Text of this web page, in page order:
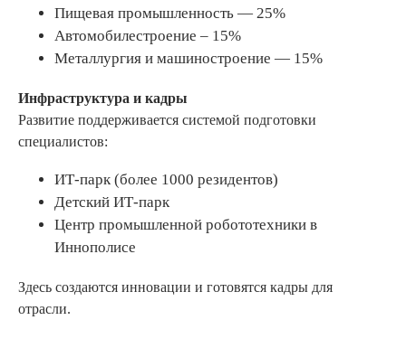
Пищевая промышленность — 25%
Автомобилестроение – 15%
Металлургия и машиностроение — 15%
Инфраструктура и кадры
Развитие поддерживается системой подготовки
специалистов:
ИТ-парк (более 1000 резидентов)
Детский ИТ-парк
Центр промышленной робототехники в
Иннополисе
Здесь создаются инновации и готовятся кадры для
отрасли.